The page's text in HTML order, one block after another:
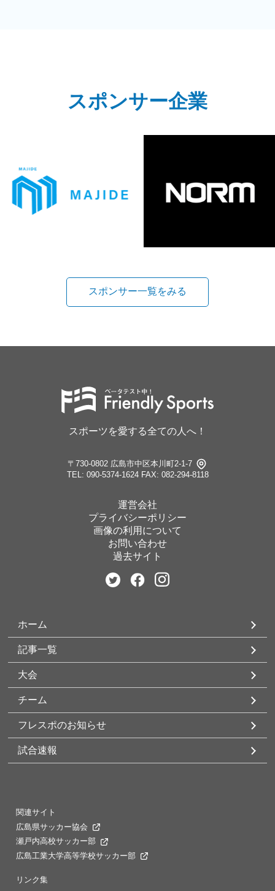
スポンサー企業
スポンサー一覧をみる
スポーツを愛する全ての人へ！
〒730-0802 広島市中区本川町2-1-7
TEL: 090-5374-1624 FAX: 082-294-8118
運営会社
プライバシーポリシー
画像の利用について
お問い合わせ
過去サイト
ホーム
記事一覧
大会
チーム
フレスポのお知らせ
試合速報
関連サイト
広島県サッカー協会
瀬戸内高校サッカー部
広島工業大学高等学校サッカー部
リンク集